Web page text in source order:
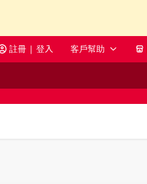
註冊 | 登入 客戶幫助